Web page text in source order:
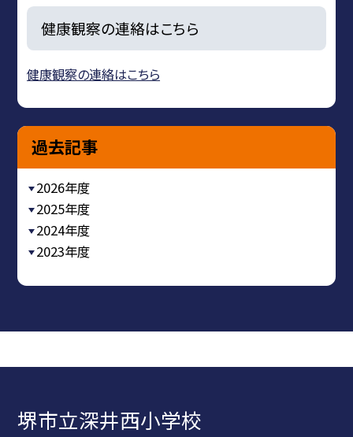
健康観察の連絡はこちら
健康観察の連絡はこちら
過去記事
2026年度
2025年度
2024年度
2023年度
堺市立深井西小学校